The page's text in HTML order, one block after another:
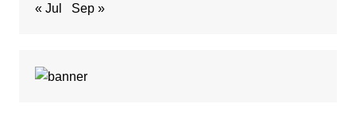
« Jul Sep »